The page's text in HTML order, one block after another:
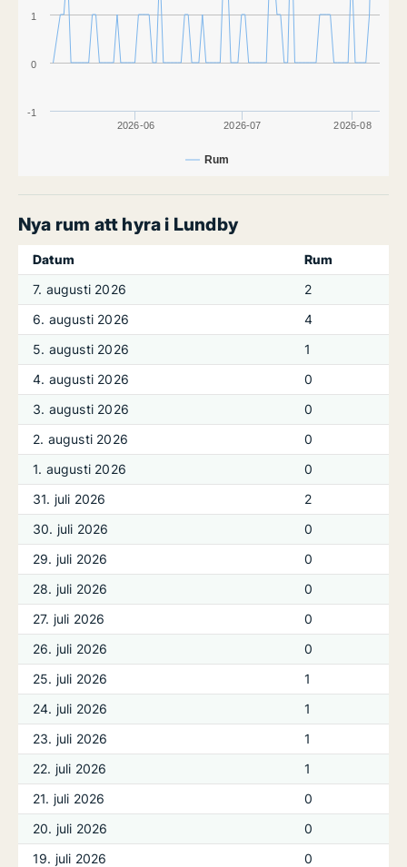
Rum
2026-06 2026-07 2026-08
-1
0
1
Nya rum att hyra i Lundby
Datum
Rum
7. augusti 2026
2
6. augusti 2026
4
5. augusti 2026
1
4. augusti 2026
0
3. augusti 2026
0
2. augusti 2026
0
1. augusti 2026
0
31. juli 2026
2
30. juli 2026
0
29. juli 2026
0
28. juli 2026
0
27. juli 2026
0
26. juli 2026
0
25. juli 2026
1
24. juli 2026
1
23. juli 2026
1
22. juli 2026
1
21. juli 2026
0
20. juli 2026
0
19. juli 2026
0